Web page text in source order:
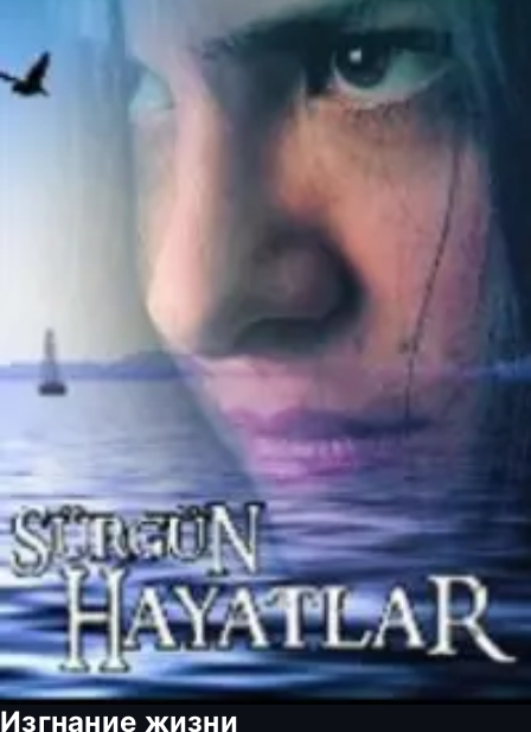
Изгнание жизни